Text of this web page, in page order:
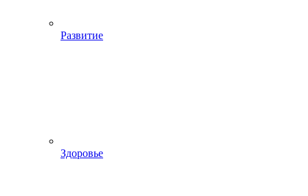
Развитие
Здоровье